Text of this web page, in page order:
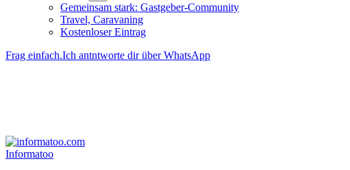
Gemeinsam stark: Gastgeber-Community
Travel, Caravaning
Kosten­loser Eintrag
Frag einfach.Ich antntworte dir über WhatsApp
Informatoo